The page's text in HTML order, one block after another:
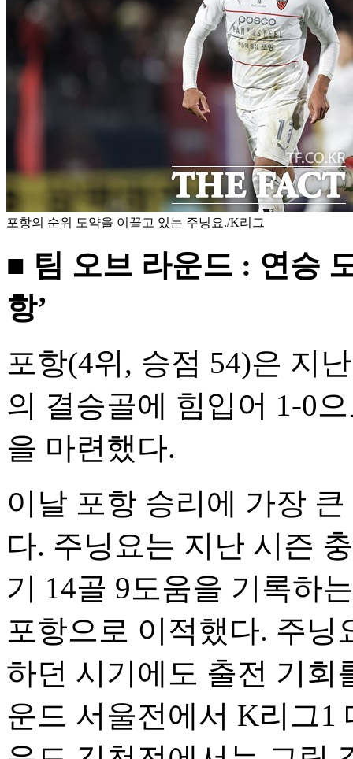
포항의 순위 도약을 이끌고 있는 주닝요./K리그
■ 팀 오브 라운드 : 연승
항’
포항(4위, 승점 54)은 지
의 결승골에 힘입어 1-0
을 마련했다.
이날 포항 승리에 가장
다. 주닝요는 지난 시즌
기 14골 9도움을 기록하
포항으로 이적했다. 주닝
하던 시기에도 출전 기회
운드 서울전에서 K리그1